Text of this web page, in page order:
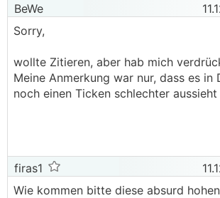
BeWe
Sorry,
wollte Zitieren, aber hab mich
Meine Anmerkung war nur, dass es in
noch einen Ticken schlechter aussieht
firas1
Wie kommen bitte diese absurd